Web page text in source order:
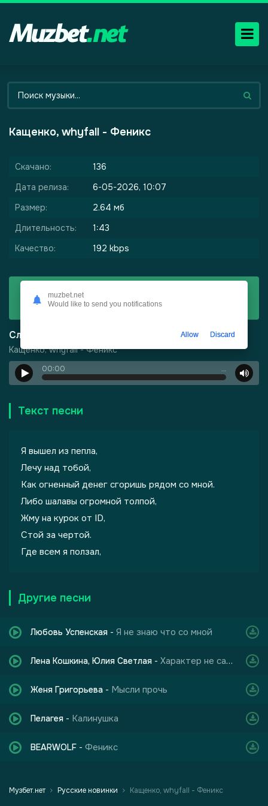
Кащенко, whyfall - Феникс
Скачано:
136
Дата релиза:
6-05-2026, 10:07
Размер:
2.64 мб
Длительность:
1:43
Качество:
192 kbps
Скачать
Кащенко, whyfall - Феникс
Слушать
Кащенко, whyfall - Феникс
00:00 …
Текст песни
Я вышел из пепла,
Лечу над тобой,
Как огненный денег сгоришь рядом со мной.
Либо шалавы огромной толпой,
Жму на курок от ID,
Стой за чертой.
Где всем я ползал,
Другие песни
Любовь Успенская - Я не знаю что со мной
Лена Кошкина, Юлия Светлая - Характер не сахар
Женя Григорьева - Мысли прочь
Пелагея - Калинушка
BEARWOLF - Феникс
Музбет.нет Русские новинки Кащенко, whyfall - Феникс
muzbet.net
Would like to send you notifications
Allow Discard